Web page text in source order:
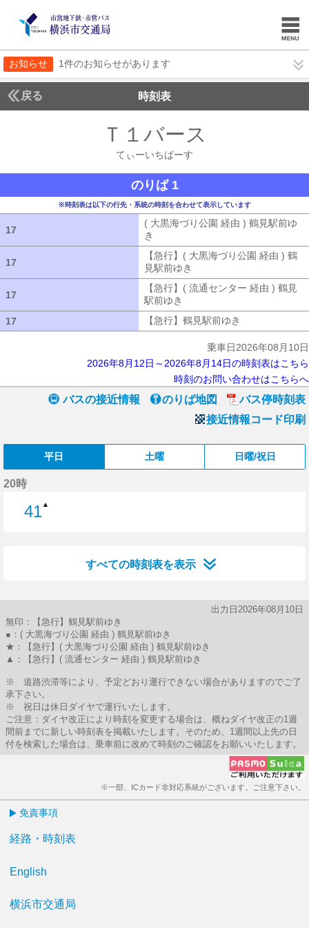
お知らせ 1件のお知らせがあります
戻る 時刻表
Ｔ１バース
てぃーいちばーす
のりば 1
※時刻表は以下の行先・系統の時刻を合わせて表示しています
17
( 大黒海づり公園 経由 ) 鶴見駅前ゆ
き
17
【急行】( 大黒海づり公園 経由 ) 鶴
見駅前ゆき
17
【急行】( 流通センター 経由 ) 鶴見
駅前ゆき
17
【急行】鶴見駅前ゆき
乗車日2026年08月10日
2026年8月12日～2026年8月14日の時刻表はこちら
時刻のお問い合わせはこちらへ
バスの接近情報 のりば地図
バス停時刻表
接近情報コード印刷
平日 土曜 日曜/祝日
20時
41▲
すべての時刻表を表示
出力日2026年08月10日
無印：【急行】鶴見駅前ゆき
●：( 大黒海づり公園 経由 ) 鶴見駅前ゆき
★：【急行】( 大黒海づり公園 経由 ) 鶴見駅前ゆき
▲：【急行】( 流通センター 経由 ) 鶴見駅前ゆき
※ 道路渋滞等により、予定どおり運行できない場合がありますのでご了
承下さい。
※ 祝日は休日ダイヤで運行いたします。
ご注意：ダイヤ改正により時刻を変更する場合は、概ねダイヤ改正の1週
間前までに新しい時刻表を掲載いたします。そのため、1週間以上先の日
付を検索した場合は、乗車前に改めて時刻のご確認をお願いいたします。
※一部、ICカード非対応系統がございます。ご注意下さい。
免責事項
経路・時刻表
English
横浜市交通局